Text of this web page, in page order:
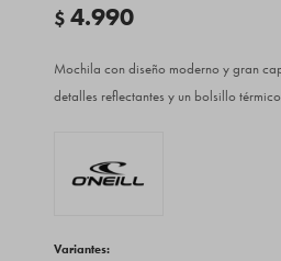
$ 4.990
Mochila con diseño moderno y gran
detalles reflectantes y un bolsillo
Variantes: